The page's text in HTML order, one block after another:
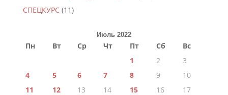
СПЕЦКУРС(11)
Июль 2022
Пн Вт Ср Чт Пт Сб
Вс
1
2
3
4
5 6 7 8 9
10
11
12 13 14 15 16
17